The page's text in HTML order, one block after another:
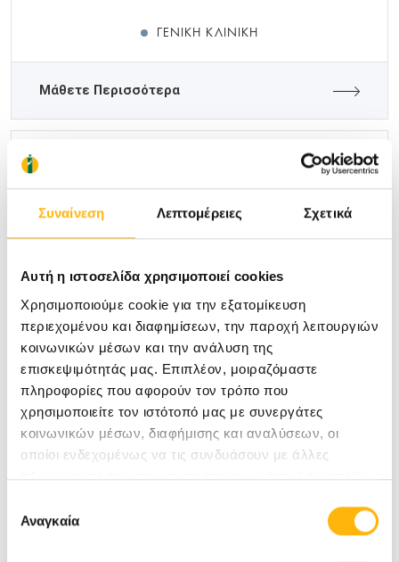
Συναίνεση Λεπτομέρειες Σχετικά
Αυτή η ιστοσελίδα χρησιμοποιεί cookies
Χρησιμοποιούμε cookie για την εξατομίκευση
περιεχομένου και διαφημίσεων, την παροχή λειτουργιών
κοινωνικών μέσων και την ανάλυση της
επισκεψιμότητάς μας. Επιπλέον, μοιραζόμαστε
πληροφορίες που αφορούν τον τρόπο που
χρησιμοποιείτε τον ιστότοπό μας με συνεργάτες
κοινωνικών μέσων, διαφήμισης και αναλύσεων, οι
οποίοι ενδεχομένως να τις συνδυάσουν με άλλες
πληροφορίες που τους έχετε παραχωρήσει ή τις οποίες
των υπηρεσιών τους.
συγκατάθεσης
Αναγκαία
ΓΕΝΙΚΉ ΚΛΙΝΙΚΉ
Μάθετε Περισσότερα
ΠΑΠΑΣΠΥΡΟΠΟΥΛΟΥ ΝΙΚΟΛΙΤΣΑ
ΠΑΙΔΙΑΤΡΙΚΉ
Μάθετε Περισσότερα